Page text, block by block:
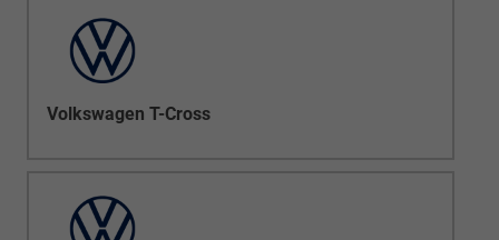
Volkswagen T-Cross